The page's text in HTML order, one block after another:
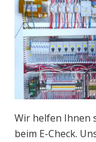
Wir helfen Ihnen
beim E-Check.